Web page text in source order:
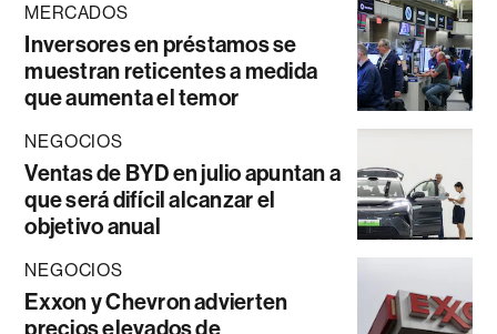
MERCADOS
Inversores en préstamos se
muestran reticentes a medida
que aumenta el temor
NEGOCIOS
Ventas de BYD en julio apuntan a
que será difícil alcanzar el
objetivo anual
NEGOCIOS
Exxon y Chevron advierten
precios elevados de